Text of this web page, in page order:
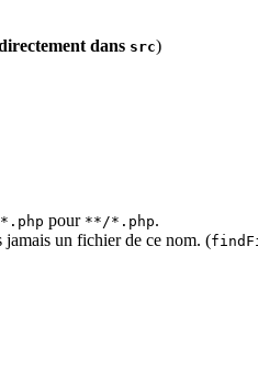
dans src)
pour **/*.php.
jamais un fichier de ce nom. (